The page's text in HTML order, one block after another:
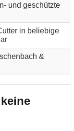
und geschützte
in beliebige
&